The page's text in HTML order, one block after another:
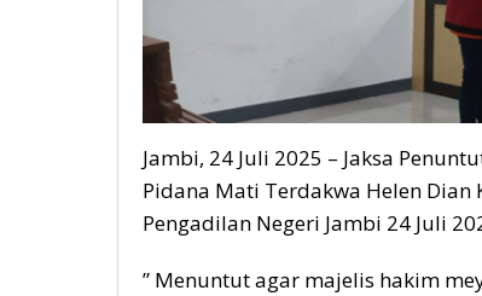
Jambi, 24 Juli 2025 – Jaksa
Pidana Mati Terdakwa Helen
Pengadilan Negeri Jambi 24 Juli
” Menuntut agar majelis hakim